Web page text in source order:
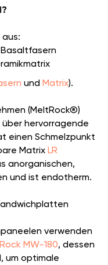
und Matrix).
(MeltRock®)
hervorragende
einen Schmelzpunkt
Matrix LR
anorganischen,
und ist endotherm.
verwenden
MW-180, dessen
um optimale